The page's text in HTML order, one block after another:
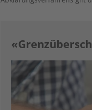
Image